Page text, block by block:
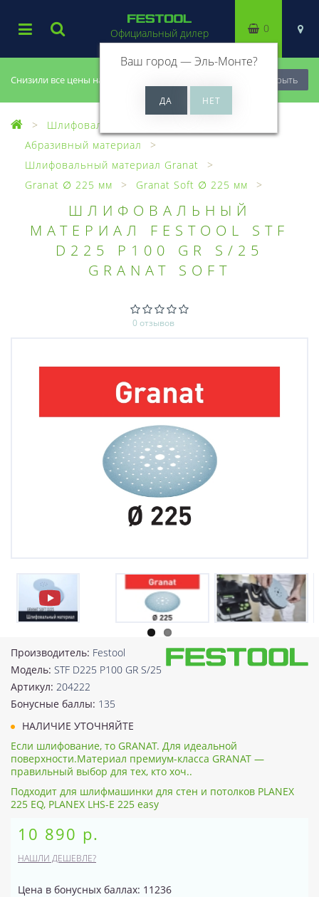
Снизили все цены на 20%, успей купить! Закрыть
Официальный дилер
Ваш город —Эль-Монте?
0
Шлифовальный материал
Абразивный материал
Шлифовальный материал Granat
Granat ∅ 225 мм
Granat Soft ∅ 225 мм
ШЛИФОВАЛЬНЫЙ
МАТЕРИАЛ FESTOOL STF
D225 P100 GR S/25
GRANAT SOFT
0 отзывов
Производитель: Festool
Модель: STF D225 P100 GR S/25
Артикул: 204222
Бонусные баллы: 135
НАЛИЧИЕ УТОЧНЯЙТЕ
Если шлифование, то GRANAT. Для идеальной
поверхности.Материал премиум-класса GRANAT —
правильный выбор для тех, кто хоч..
Подходит для шлифмашинки для стен и потолков PLANEX
225 EQ, PLANEX LHS-E 225 easy
10 890 р.
НАШЛИ ДЕШЕВЛЕ?
Цена в бонусных баллах: 11236